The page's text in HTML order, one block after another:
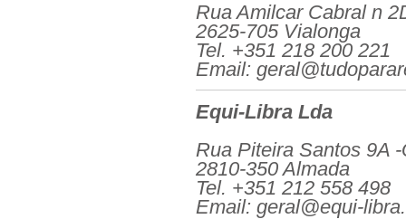
Rua Amilcar Cabral n
2625-705 Vialonga
Tel. +351 218 200 221
Email:
Equi-Libra Lda
Rua Piteira Santos 9A
2810-350 Almada
Tel. +351 212 558 498
Email: geral@equi-